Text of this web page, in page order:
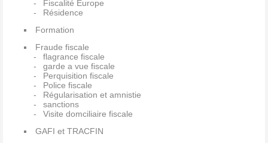
Fiscalité Europe
Résidence
Formation
Fraude fiscale
flagrance fiscale
garde a vue fiscale
Perquisition fiscale
Police fiscale
Régularisation et amnistie
sanctions
Visite domciliaire fiscale
GAFI et TRACFIN